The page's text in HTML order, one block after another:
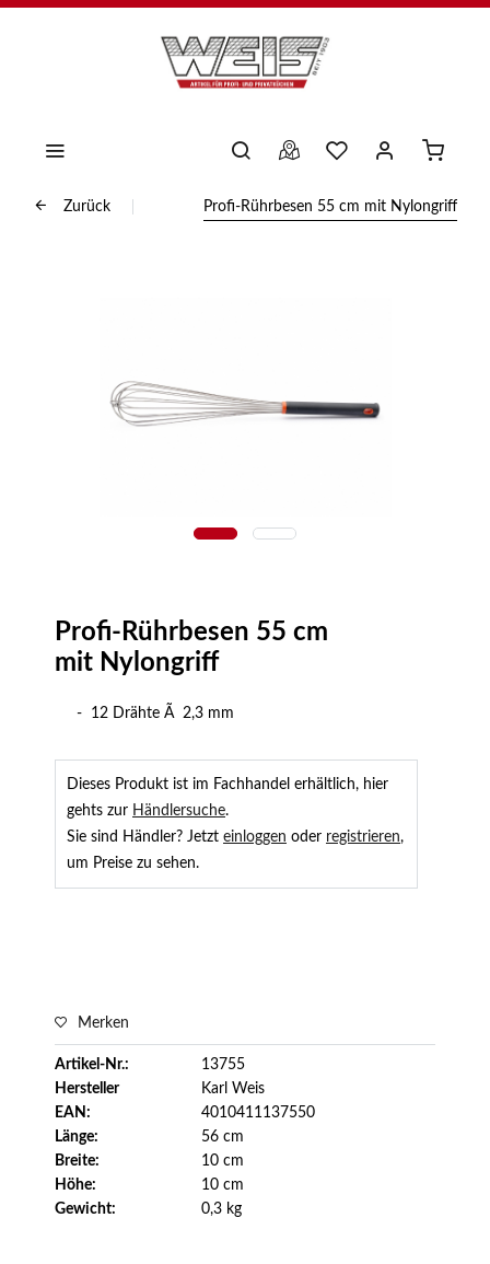
Zurück Profi-Rührbesen 55 cm mit Nylongriff
Profi-Rührbesen 55 cm
mit Nylongriff
- 12 Drähte Ã 2,3 mm
Dieses Produkt ist im Fachhandel erhältlich, hier
gehts zur Händlersuche.
Sie sind Händler? Jetzt einloggen oder registrieren,
um Preise zu sehen.
Merken
Artikel-Nr.:
13755
Hersteller
Karl Weis
EAN:
4010411137550
Länge:
56 cm
Breite:
10 cm
Höhe:
10 cm
Gewicht:
0,3 kg